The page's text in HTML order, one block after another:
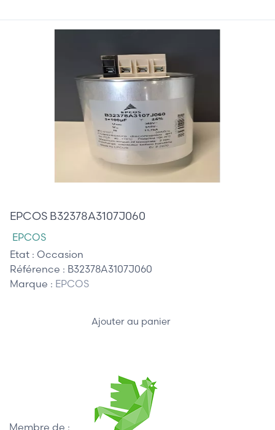
EPCOS B32378A3107J060
EPCOS
Etat : Occasion
Référence : B32378A3107J060
Marque : EPCOS
Ajouter au panier
Membre de :